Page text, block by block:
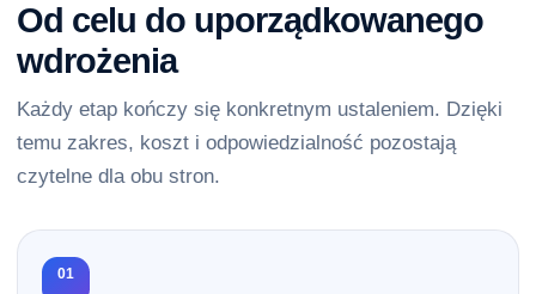
Od celu do uporządkowanego
wdrożenia
Każdy etap kończy się konkretnym ustaleniem. Dzięki
temu zakres, koszt i odpowiedzialność pozostają
czytelne dla obu stron.
01